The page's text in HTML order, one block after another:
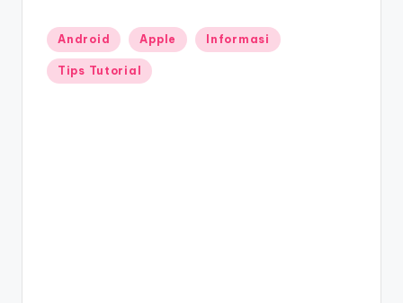
Posted
in
Android Apple Informasi
Tips Tutorial